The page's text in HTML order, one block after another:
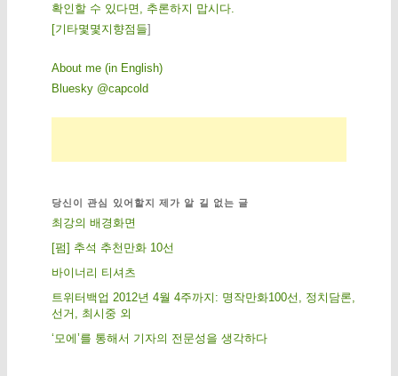
확인할 수 있다면, 추론하지 맙시다.
[기 타몇 몇 지 향점 들]
About me (in English)
Bluesky @capcold
당신이 관심 있어할지 제가 알 길 없는 글
최강의 배경화면
[펌] 추석 추천만화 10선
바이너리 티셔츠
트위터백업 2012년 4월 4주까지: 명작만화100선, 정치담론,
선거, 최시중 외
‘모에’를 통해서 기자의 전문성을 생각하다